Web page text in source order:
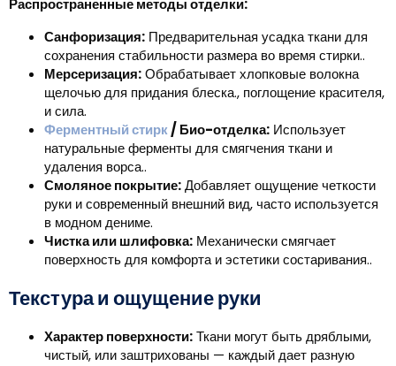
Распространенные методы отделки:
Санфоризация: Предварительная усадка ткани для
сохранения стабильности размера во время стирки..
Мерсеризация:Обрабатывает хлопковые волокна
щелочью для придания блеска., поглощение красителя,
и сила.
Ферментный стирк/ Био-отделка: Использует
натуральные ферменты для смягчения ткани и
удаления ворса..
Смоляное покрытие:Добавляет ощущение четкости
руки и современный внешний вид, часто используется
в модном дениме.
Чистка или шлифовка: Механически смягчает
поверхность для комфорта и эстетики состаривания..
Текстура и ощущение руки
Характер поверхности:Ткани могут быть дряблыми,
чистый, или заштрихованы — каждый дает разную